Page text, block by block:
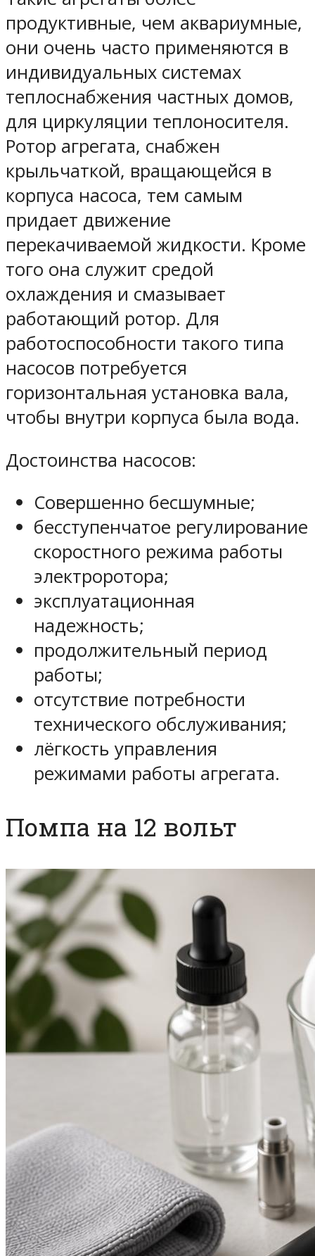
продуктивные, чем аквариумные,
они очень часто применяются в
индивидуальных системах
теплоснабжения частных домов,
для циркуляции теплоносителя.
Ротор агрегата, снабжен
крыльчаткой, вращающейся в
корпуса насоса, тем самым
придает движение
перекачиваемой жидкости. Кроме
того она служит средой
охлаждения и смазывает
работающий ротор. Для
работоспособности такого типа
насосов потребуется
горизонтальная установка вала,
чтобы внутри корпуса была вода.
Достоинства насосов:
Совершенно бесшумные;
бесступенчатое регулирование
скоростного режима работы
электроротора;
эксплуатационная
надежность;
продолжительный период
работы;
отсутствие потребности
технического обслуживания;
лёгкость управления
режимами работы агрегата.
Помпа на 12 вольт